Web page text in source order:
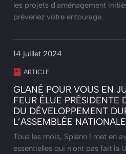
les projets d'aménagement
prévenez votre entourage.
14 juillet 2024
ARTICLE
GLANÉ POUR VOUS EN
FEUR ÉLUE PRÉSIDENTE
DU DÉVELOPPEMENT
L’ASSEMBLÉE NATIONALE
Tous les mois, Splann ! met en
essentielles qui n'ont pas fait la